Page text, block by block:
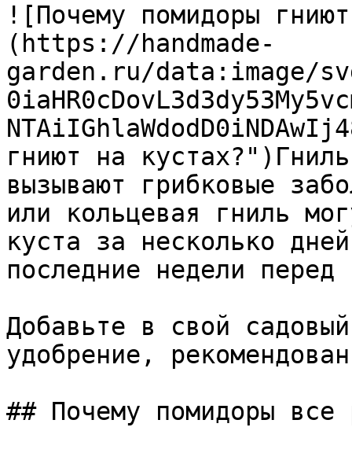
![Почему помидоры
(https://handmade-
garden.ru/data:image/
гниют на
вызывают грибковые
или кольцевая гниль
куста за несколько
последние недели перед
Добавьте в свой
удобрение,
## Почему помидоры все